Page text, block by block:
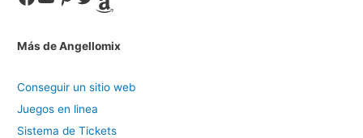
Más de Angellomix
Conseguir un sitio web
Juegos en linea
Sistema de Tickets